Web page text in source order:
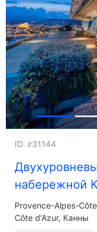
набережной
ID: ir31144
Provence-Alpes-
Côte d'Azur, Канны